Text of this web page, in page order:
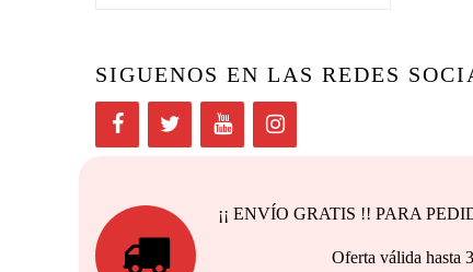
SIGUENOS EN LAS REDES
¡¡ ENVÍO GRATIS !! PARA
Oferta válida